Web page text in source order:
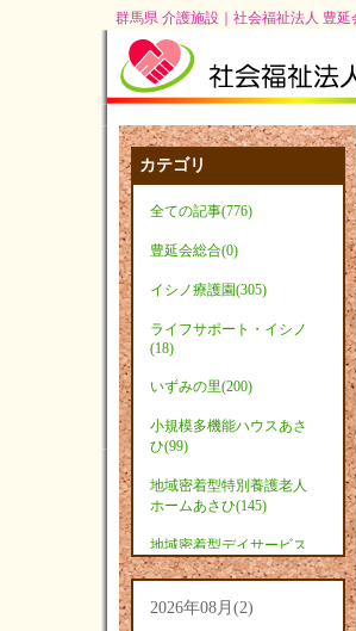
群馬県 介護施設｜社会福祉法人 豊
カテゴリ
全ての記事(776)
豊延会総合(0)
イシノ療護園(305)
ライフサポート・イシノ
(18)
いずみの里(200)
小規模多機能ハウスあさ
ひ(99)
地域密着型特別養護老人
ホームあさひ(145)
地域密着型デイサービス
あさひ(9)
2026年08月(2)